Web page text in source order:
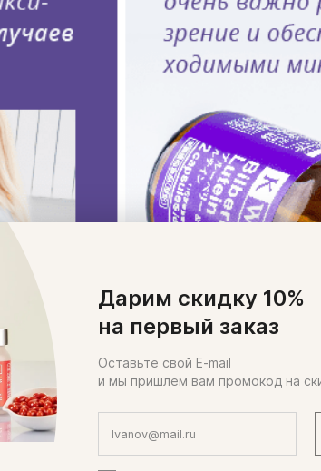
Дарим скидку 10%
на первый заказ
Оставьте свой E-mail
и мы пришлем вам промокод на